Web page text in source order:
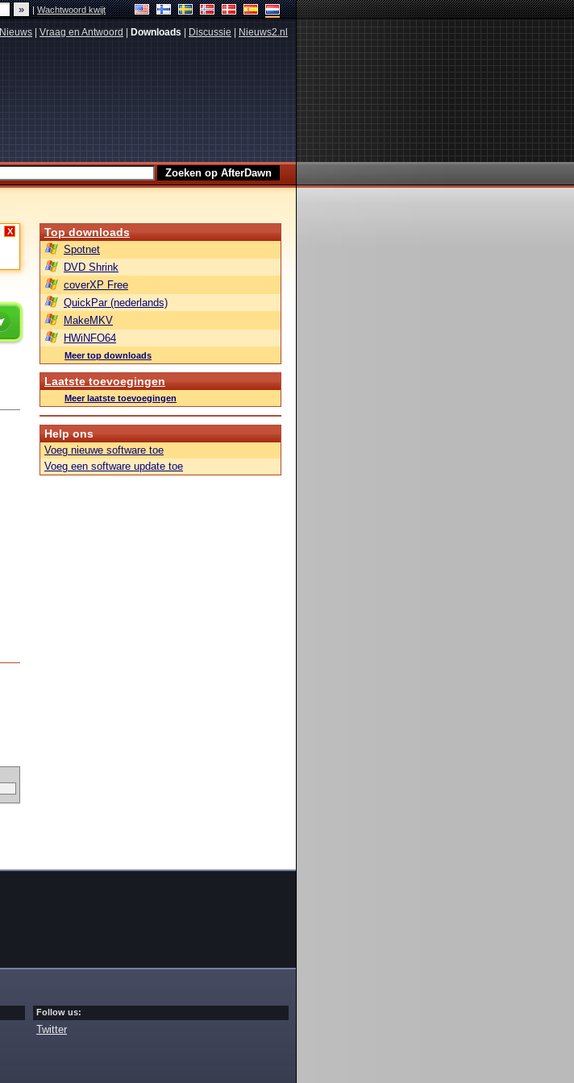
|Wachtwoord kwijt
Nieuws Vraag en Antwoord Downloads Discussie Nieuws2.nl
X Top downloads
Spotnet
DVD Shrink
coverXP Free
QuickPar (nederlands)
MakeMKV
HWiNFO64
Meer top downloads
Laatste toevoegingen
Meer laatste toevoegingen
Help ons
Voeg nieuwe software toe
Voeg een software update toe
Follow us:
Twitter